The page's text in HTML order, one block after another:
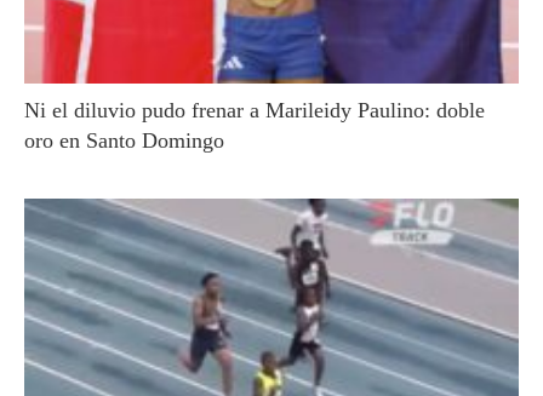
Ni el diluvio pudo frenar a Marileidy Paulino: doble
oro en Santo Domingo